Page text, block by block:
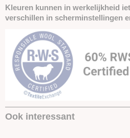
Kleuren kunnen in werkelijkheid
verschillen in scherminstellingen
Ook interessant